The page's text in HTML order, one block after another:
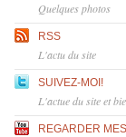
Quelques photos
RSS
L'actu du site
SUIVEZ-MOI!
L'actue du site et
REGARDER